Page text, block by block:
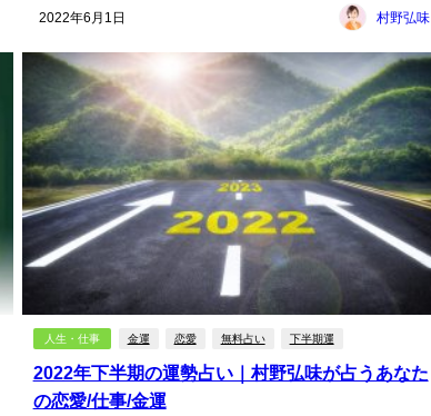
2022年6月1日 村野弘味
人生・仕事 金運 恋愛 無料占い 下半期運
2022年下半期の運勢占い｜村野弘味が占うあなた
の恋愛/仕事/金運